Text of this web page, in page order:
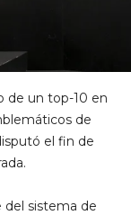
de un top-10 en
de
el fin de
del sistema de